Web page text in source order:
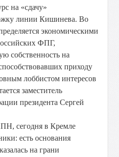
на «сдачу»
линии Кишинева. Во
экономическими
ФПГ,
собственность на
приходу
лоббистом интересов
заместитель
президента Сергей
сегодня в Кремле
есть основания
на грани